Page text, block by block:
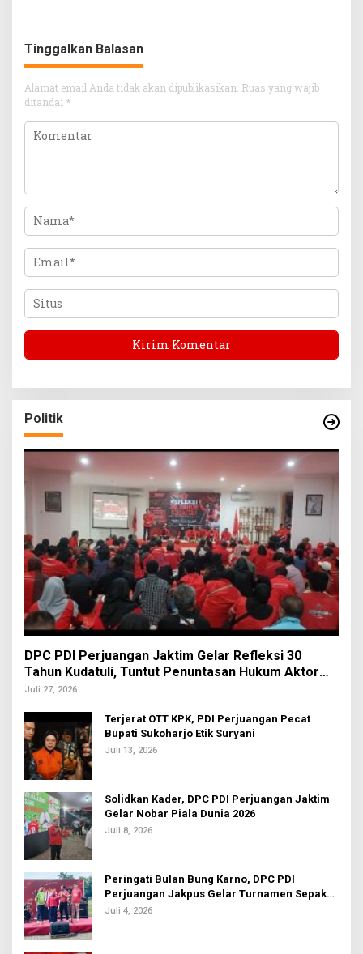
Tinggalkan Balasan
Alamat email Anda tidak akan dipublikasikan. Ruas yang wajib
ditandai *
Politik
DPC PDI Perjuangan Jaktim Gelar Refleksi 30
Tahun Kudatuli, Tuntut Penuntasan Hukum Aktor
Intelektual
Juli 27, 2026
Terjerat OTT KPK, PDI Perjuangan Pecat
Bupati Sukoharjo Etik Suryani
Juli 13, 2026
Solidkan Kader, DPC PDI Perjuangan Jaktim
Gelar Nobar Piala Dunia 2026
Juli 8, 2026
Peringati Bulan Bung Karno, DPC PDI
Perjuangan Jakpus Gelar Turnamen Sepak
Bola U-20
Juli 4, 2026